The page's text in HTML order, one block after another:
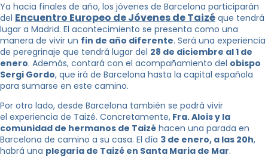
Ya hacia finales de año, los jóvenes de Barcelona participarán
del Encuentro Europeo de Jóvenes de Taizé que tendrá
lugar a Madrid. El acontecimiento se presenta como una
manera de vivir un fin de año diferente. Será una experiencia
de peregrinaje que tendrá lugar del 28 de diciembre al 1 de
enero. Además, contará con el acompañamiento del obispo
Sergi Gordo, que irá de Barcelona hasta la capital española
para sumarse en este camino.
Por otro lado, desde Barcelona también se podrá vivir
el experiencia de Taizé. Concretamente, Fra. Alois y la
comunidad de hermanos de Taizé hacen una parada en
Barcelona de camino a su casa. El día 3 de enero, a las 20h,
habrá una plegaria de Taizé en Santa Maria de Mar.